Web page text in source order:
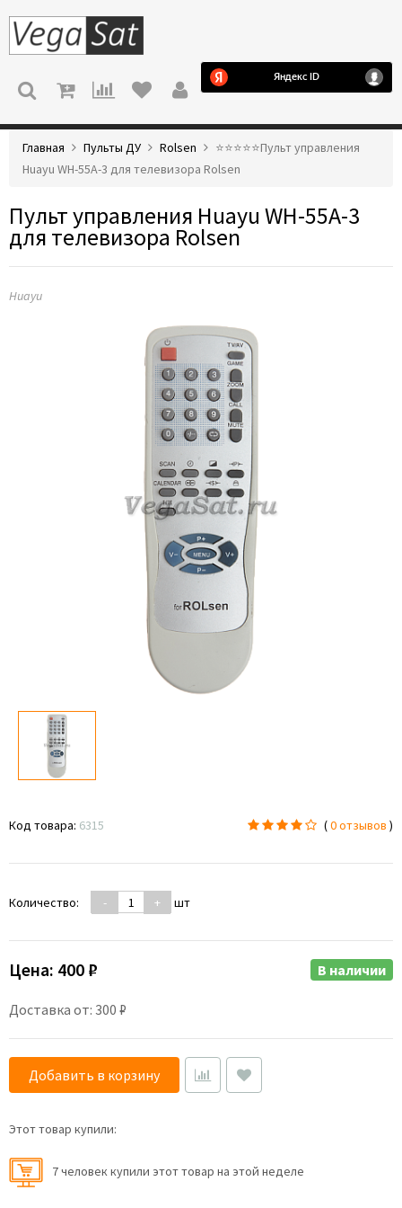
МЕНЮ
Главная Пульты ДУ Rolsen
⭐️⭐️⭐️⭐️⭐️Пульт управления
Huayu WH-55A-3 для телевизора Rolsen
Пульт управления Huayu WH-55A-3
для телевизора Rolsen
Huayu
Код товара: 6315 (0 отзывов )
Количество: - + шт
Цена: 400 ₽
Доставка от: 300 ₽
В наличии
Добавить в корзину
Этот товар купили:
7 человек купили этот товар на этой неделе